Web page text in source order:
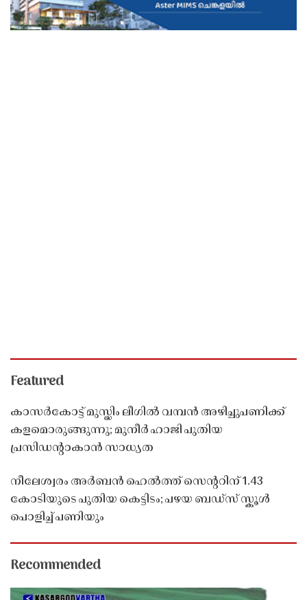
Featured
കാസർകോട്ട് മുസ്ലിം ലീഗിൽ വമ്പൻ അഴിച്ചുപണിക്ക്
കളമൊരുങ്ങുന്നു; മുനീർ ഹാജി പുതിയ
പ്രസിഡൻ്റാകാൻ സാധ്യത
നീലേശ്വരം അർബൻ ഹെൽത്ത് സെൻ്ററിന് 1.43
കോടിയുടെ പുതിയ കെട്ടിടം; പഴയ ബഡ്സ് സ്കൂൾ
പൊളിച്ച് പണിയും
Recommended